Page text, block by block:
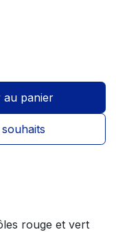
au panier
rouge et vert